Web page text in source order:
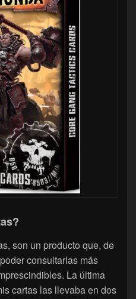
son un producto que, de
consultarlas más
La última
cartas las llevaba en dos